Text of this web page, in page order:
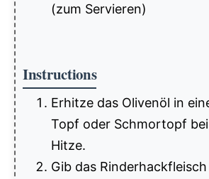
(zum Servieren)
Instructions
Erhitze das Olivenöl in
Topf oder Schmortopf
Hitze.
Gib das